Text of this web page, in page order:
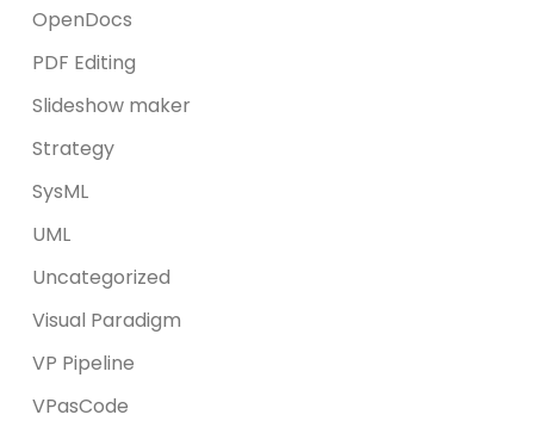
OpenDocs
PDF Editing
Slideshow maker
Strategy
SysML
UML
Uncategorized
Visual Paradigm
VP Pipeline
VPasCode